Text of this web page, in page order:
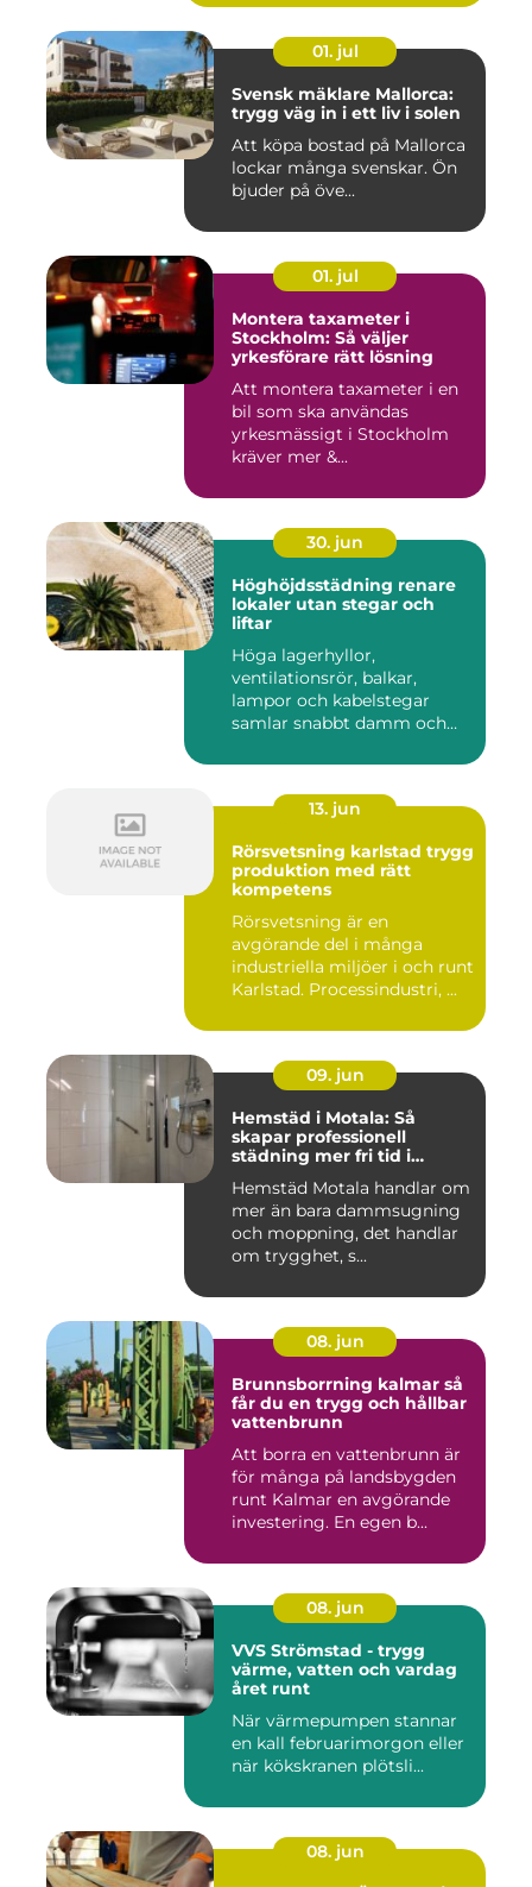
01. jul
Svensk mäklare Mallorca:
trygg väg in i ett liv i solen
Att köpa bostad på Mallorca
lockar många svenskar. Ön
bjuder på öve...
01. jul
Montera taxameter i
Stockholm: Så väljer
yrkesförare rätt lösning
Att montera taxameter i en
bil som ska användas
yrkesmässigt i Stockholm
kräver mer &...
30. jun
Höghöjdsstädning renare
lokaler utan stegar och
liftar
Höga lagerhyllor,
ventilationsrör, balkar,
lampor och kabelstegar
samlar snabbt damm och
13. jun
Rörsvetsning karlstad trygg
produktion med rätt
kompetens
Rörsvetsning är en
avgörande del i många
industriella miljöer i och runt
Karlstad. Processindustri, ...
09. jun
Hemstäd i Motala: Så
skapar professionell
städning mer fri tid i
Hemstäd Motala handlar om
mer än bara dammsugning
och moppning, det handlar
om trygghet, s...
08. jun
Brunnsborrning kalmar så
får du en trygg och hållbar
vattenbrunn
Att borra en vattenbrunn är
för många på landsbygden
runt Kalmar en avgörande
investering. En egen b...
08. jun
VVS Strömstad - trygg
värme, vatten och vardag
året runt
När värmepumpen stannar
en kall februarimorgon eller
när kökskranen plötsli...
08. jun